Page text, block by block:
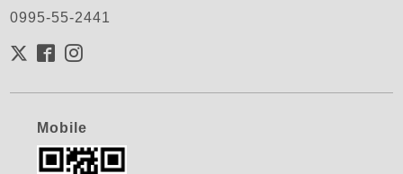
0995-55-2441
Mobile